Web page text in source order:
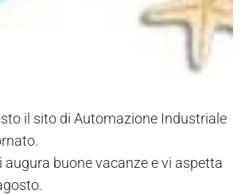
il sito di Automazione Industriale
augura buone vacanze e vi aspetta